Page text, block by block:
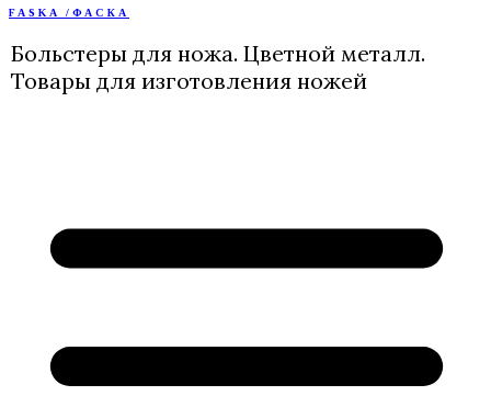
Перейти
содержимому
FASKA /ФАСКА
Больстеры для ножа. Цветной металл.
Товары для изготовления ножей